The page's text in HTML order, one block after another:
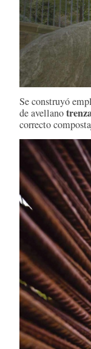
Se construyó
de avellano
correcto